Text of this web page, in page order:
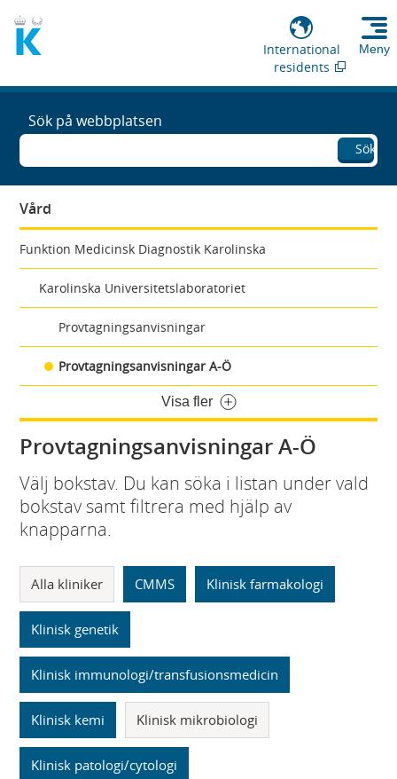
International
residents
Meny
Sök på webbplatsen
Sök
Vård
Funktion Medicinsk Diagnostik Karolinska
Karolinska Universitetslaboratoriet
Provtagningsanvisningar
Provtagningsanvisningar A-Ö
Visa fler
Provtagningsanvisningar A-Ö
Välj bokstav. Du kan söka i listan under vald
bokstav samt filtrera med hjälp av
knapparna.
Alla kliniker CMMS Klinisk farmakologi
Klinisk genetik
Klinisk immunologi/transfusionsmedicin
Klinisk kemi Klinisk mikrobiologi
Klinisk patologi/cytologi